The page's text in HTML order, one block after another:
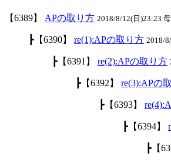
【6389】 APの取り方 2018/8/12(日)23:23
┣【6390】 re(1):APの取り方 2018/
┣【6391】 re(2):APの取り方
┣【6392】 re(3):APの
┣【6393】
┣【6394】
┣【